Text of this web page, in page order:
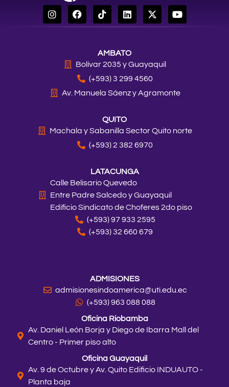
I
n
s
F
a
c
o
k
T
i
k
k
L
i
n
d
i
X
-
t
t
r
Y
o
u
AMBATO
Bolívar 2035 y Guayaquil
(+593) 3 299 4560
Av. Manuela Sáenz y Agramonte
QUITO
Machala y Sabanilla Sector Quito norte
(+593) 2 382 6970
LATACUNGA
Calle Belisario Quevedo
Entre Padre Salcedo y Guayaquil
Edificio Sindicato de Choferes 2do piso
(+593) 97 933 2595
(+593) 32 660 679
ADMISIONES
admisionesindoamerica@uti.edu.ec
(+593) 963 088 088
Oficina Riobamba
Av. Daniel León Borja y Diego de Ibarra Mall del
Centro - Primer piso alto
Oficina Guayaquil
Av. 9 de Octubre y Av. Quito Edificio INDUAUTO -
Planta baja